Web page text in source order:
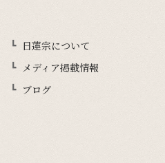
日蓮宗について
メディア掲載情報
ブログ